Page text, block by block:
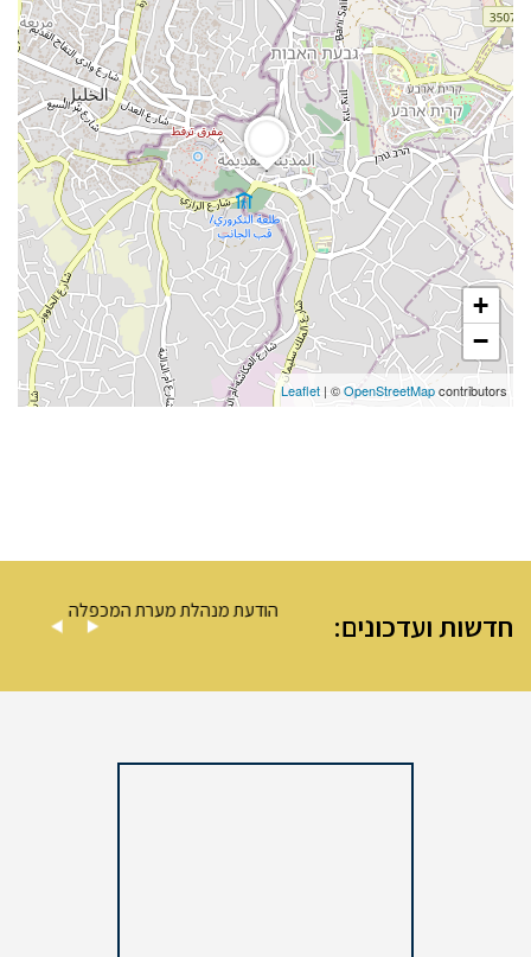
+
−
Leaflet | ©OpenStreetMapcontributors
חדשות ועדכונים: הודעת מנהלת מערת המכפלה